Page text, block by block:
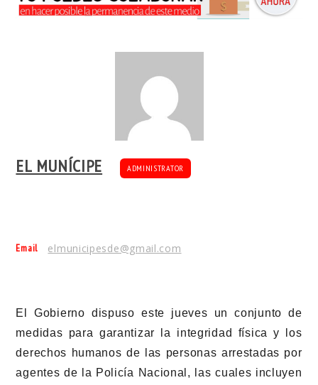
EL MUNÍCIPE ADMINISTRATOR
Email elmunicipesde@gmail.com
El Gobierno dispuso este jueves un conjunto de
medidas para garantizar la integridad física y los
derechos humanos de las personas arrestadas por
agentes de la Policía Nacional, las cuales incluyen